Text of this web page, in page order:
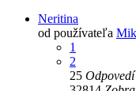
Neritina
od používateľa
1
2
25 Odpovedí